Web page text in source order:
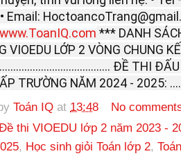
Email:
*** DANH
VIOEDU LỚP 2 VÒNG CHUNG
ĐỀ THI
TRƯỜNG NĂM 2024 - 2025:
Toán IQ at 13:48
No
thi VIOEDU lớp 2 năm 2023 -
, Học sinh giỏi Toán lớp 2,